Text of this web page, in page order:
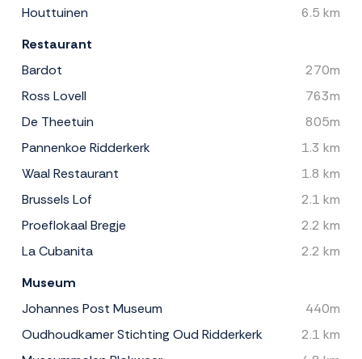
Houttuinen
6.5 km
Restaurant
Bardot
270m
Ross Lovell
763m
De Theetuin
805m
Pannenkoe Ridderkerk
1.3 km
Waal Restaurant
1.8 km
Brussels Lof
2.1 km
Proeflokaal Bregje
2.2 km
La Cubanita
2.2 km
Museum
Johannes Post Museum
440m
Oudhoudkamer Stichting Oud Ridderkerk
2.1 km